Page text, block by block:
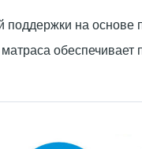
на
обеспечивает